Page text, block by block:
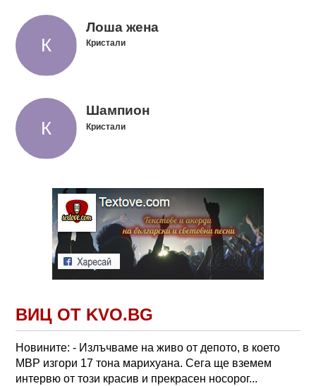
Лоша жена
Кристали
Шампион
Кристали
ВИЦ ОТ KVO.BG
Новините: - Излъчваме на живо от депото, в което
МВР изгори 17 тона марихуана. Сега ще вземем
интервю от този красив и прекрасен носорог...